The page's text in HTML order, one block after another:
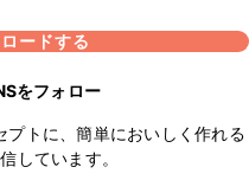
ードする
をフォロー
プトに、簡単においしく作れる
しています。